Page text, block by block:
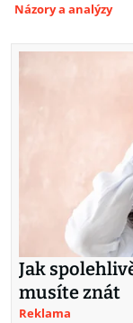
Názory a analýzy
Jak
musíte znát
Reklama